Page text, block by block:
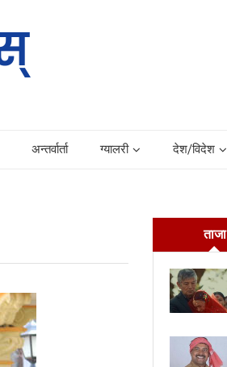
अन्तर्वार्ता ग्यालरी देश/विदेश
ताजा